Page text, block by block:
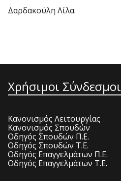
Δαρδακούλη Λίλα.
Χρήσιμοι Σύνδεσμοι
Κανονισμός Λειτουργίας
Κανονισμός Σπουδών
Οδηγός Σπουδών Π.Ε.
Οδηγός Σπουδών Τ.Ε.
Οδηγός Επαγγελμάτων Π.Ε.
Οδηγός Επαγγελμάτων Τ.Ε.